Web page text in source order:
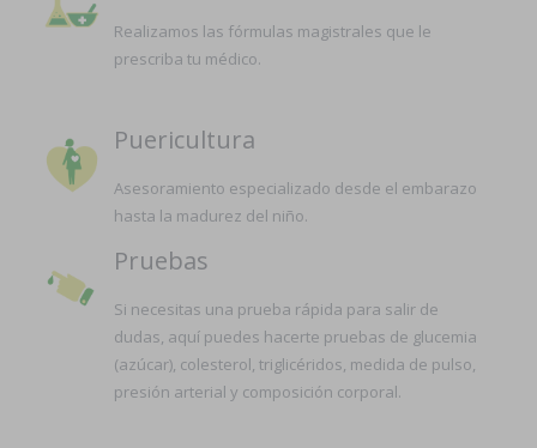
Realizamos las fórmulas magistrales que le
prescriba tu médico.
Puericultura
Asesoramiento especializado desde el embarazo
hasta la madurez del niño.
Pruebas
Si necesitas una prueba rápida para salir de
dudas, aquí puedes hacerte pruebas de glucemia
(azúcar), colesterol, triglicéridos, medida de pulso,
presión arterial y composición corporal.